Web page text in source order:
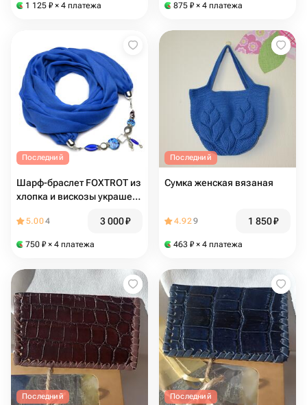
1 125 ₽ × 4 платежа 875 ₽ × 4 платежа
Последний
Шарф-браслет FOXTROT из
хлопка и вискозы украшен
5.004 3 000₽
750 ₽ × 4 платежа
Последний
Сумка женская вязаная
4.929 1 850₽
463 ₽ × 4 платежа
Последний Последний